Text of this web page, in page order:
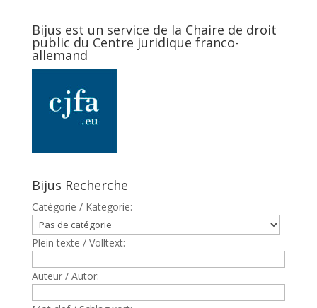
Bijus est un service de la Chaire de droit
public du Centre juridique franco-
allemand
Bijus Recherche
Catègorie / Kategorie:
Plein texte / Volltext:
Auteur / Autor: